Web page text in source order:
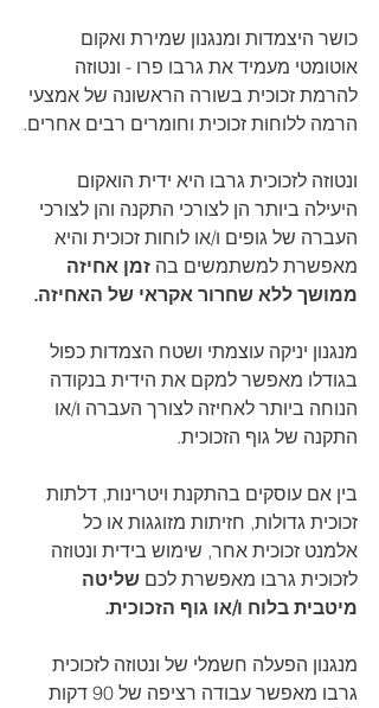
כושר היצמדות ומנגנון שמירת ואקום
אוטומטי מעמיד את גרבו פרו - ונטוזה
להרמת זכוכית בשורה הראשונה של אמצעי
הרמה ללוחות זכוכית וחומרים רבים אחרים.
ונטוזה לזכוכית גרבו היא ידית הואקום
היעילה ביותר הן לצורכי התקנה והן לצורכי
העברה של גופים ו/או לוחות זכוכית והיא
מאפשרת למשתמשים בה זמן אחיזה
ממושך ללא שחרור אקראי של האחיזה.
מנגנון יניקה עוצמתי ושטח הצמדות כפול
בגודלו מאפשר למקם את הידית בנקודה
הנוחה ביותר לאחיזה לצורך העברה ו/או
התקנה של גוף הזכוכית.
בין אם עוסקים בהתקנת ויטרינות, דלתות
זכוכית גדולות, חזיתות מזוגגות או כל
אלמנט זכוכית אחר, שימוש בידית ונטוזה
לזכוכית גרבו מאפשרת לכם שליטה
מיטבית בלוח ו/או גוף הזכוכית.
מנגנון הפעלה חשמלי של ונטוזה לזכוכית
גרבו מאפשר עבודה רציפה של 90 דקות